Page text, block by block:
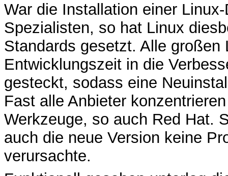
War die Installation einer
Spezialisten, so hat Linux
Standards gesetzt. Alle
Entwicklungszeit in die
gesteckt, sodass eine
Fast alle Anbieter
Werkzeuge, so auch Red Hat.
auch die neue Version keine
verursachte.